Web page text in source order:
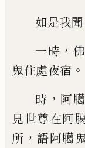
如是我聞
一時 ，
鬼住處夜宿 。
時 ， 阿
見世尊在阿
所 ，語阿臈